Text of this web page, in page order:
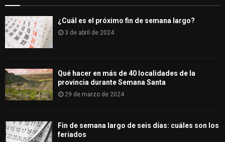
¿Cuál es el próximo fin de semana largo?
3 de abril de 2024
Qué hacer en más de 40 localidades de la
provincia durante Semana Santa
29 de marzo de 2024
Fin de semana largo de seis días: cuáles son los
feriados